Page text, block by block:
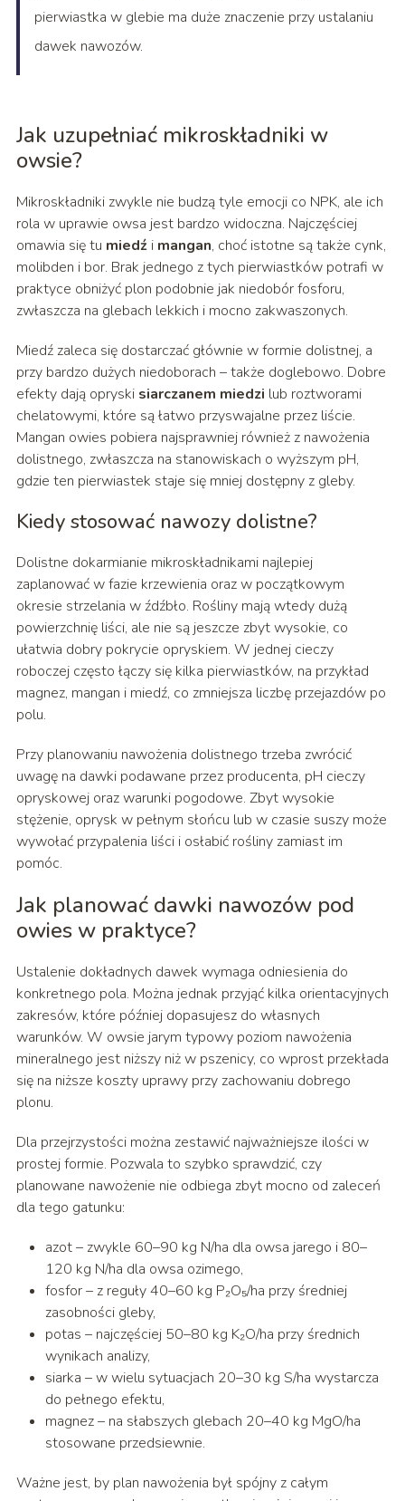
pierwiastka w glebie ma duże znaczenie przy ustalaniu
dawek nawozów.
Jak uzupełniać mikroskładniki w
owsie?
Mikroskładniki zwykle nie budzą tyle emocji co NPK, ale ich
rola w uprawie owsa jest bardzo widoczna. Najczęściej
omawia się tu miedźi mangan, choć istotne są także cynk,
molibden i bor. Brak jednego z tych pierwiastków potrafi w
praktyce obniżyć plon podobnie jak niedobór fosforu,
zwłaszcza na glebach lekkich i mocno zakwaszonych.
Miedź zaleca się dostarczać głównie w formie dolistnej, a
przy bardzo dużych niedoborach – także doglebowo. Dobre
efekty dają opryski siarczanem miedzi lub roztworami
chelatowymi, które są łatwo przyswajalne przez liście.
Mangan owies pobiera najsprawniej również z nawożenia
dolistnego, zwłaszcza na stanowiskach o wyższym pH,
gdzie ten pierwiastek staje się mniej dostępny z gleby.
Kiedy stosować nawozy dolistne?
Dolistne dokarmianie mikroskładnikami najlepiej
zaplanować w fazie krzewienia oraz w początkowym
okresie strzelania w źdźbło. Rośliny mają wtedy dużą
powierzchnię liści, ale nie są jeszcze zbyt wysokie, co
ułatwia dobry pokrycie opryskiem. W jednej cieczy
roboczej często łączy się kilka pierwiastków, na przykład
magnez, mangan i miedź, co zmniejsza liczbę przejazdów po
polu.
Przy planowaniu nawożenia dolistnego trzeba zwrócić
uwagę na dawki podawane przez producenta, pH cieczy
opryskowej oraz warunki pogodowe. Zbyt wysokie
stężenie, oprysk w pełnym słońcu lub w czasie suszy może
wywołać przypalenia liści i osłabić rośliny zamiast im
pomóc.
Jak planować dawki nawozów pod
owies w praktyce?
Ustalenie dokładnych dawek wymaga odniesienia do
konkretnego pola. Można jednak przyjąć kilka orientacyjnych
zakresów, które później dopasujesz do własnych
warunków. W owsie jarym typowy poziom nawożenia
mineralnego jest niższy niż w pszenicy, co wprost przekłada
się na niższe koszty uprawy przy zachowaniu dobrego
plonu.
Dla przejrzystości można zestawić najważniejsze ilości w
prostej formie. Pozwala to szybko sprawdzić, czy
planowane nawożenie nie odbiega zbyt mocno od zaleceń
dla tego gatunku:
azot – zwykle 60–90 kg N/ha dla owsa jarego i 80–
120 kg N/ha dla owsa ozimego,
fosfor – z reguły 40–60 kg P₂O₅/ha przy średniej
zasobności gleby,
potas – najczęściej 50–80 kg K₂O/ha przy średnich
wynikach analizy,
siarka – w wielu sytuacjach 20–30 kg S/ha wystarcza
do pełnego efektu,
magnez – na słabszych glebach 20–40 kg MgO/ha
stosowane przedsiewnie.
Ważne jest, by plan nawożenia był spójny z całym